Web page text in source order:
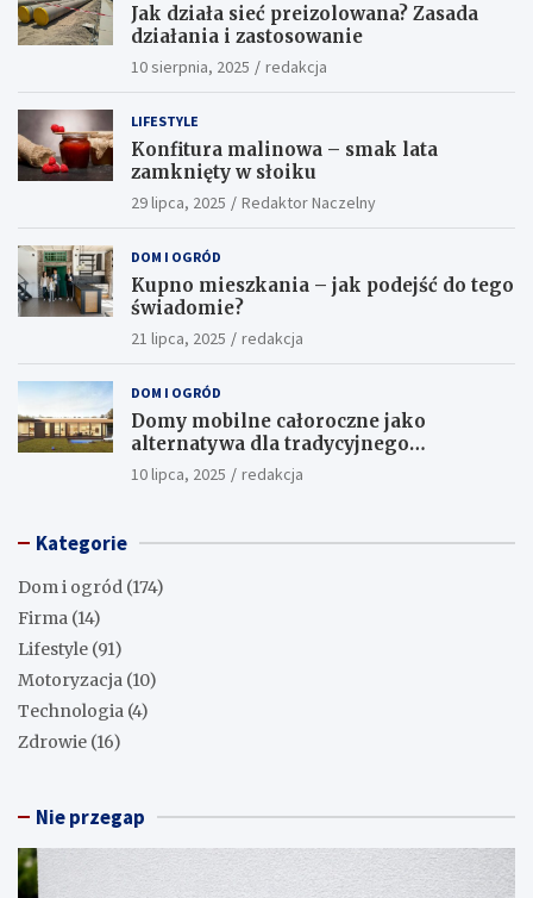
Jak działa sieć preizolowana? Zasada
działania i zastosowanie
10 sierpnia, 2025 redakcja
LIFESTYLE
Konfitura malinowa – smak lata
zamknięty w słoiku
29 lipca, 2025 Redaktor Naczelny
DOM I OGRÓD
Kupno mieszkania – jak podejść do tego
świadomie?
21 lipca, 2025 redakcja
DOM I OGRÓD
Domy mobilne całoroczne jako
alternatywa dla tradycyjnego
budownictwa
10 lipca, 2025 redakcja
Kategorie
Dom i ogród (174)
Firma (14)
Lifestyle (91)
Motoryzacja (10)
Technologia (4)
Zdrowie (16)
Nie przegap